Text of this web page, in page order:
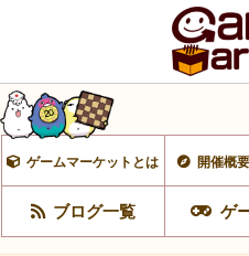
ゲームマーケットとは 開催概
ブログ一覧 ゲ